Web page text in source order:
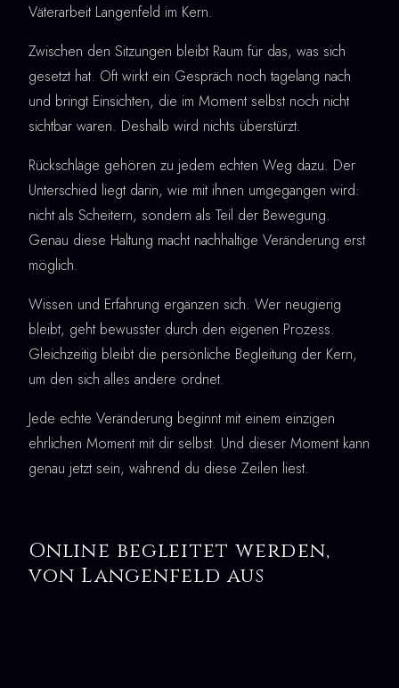
Väterarbeit Langenfeld im Kern.
Zwischen den Sitzungen bleibt Raum für das, was sich
gesetzt hat. Oft wirkt ein Gespräch noch tagelang nach
und bringt Einsichten, die im Moment selbst noch nicht
sichtbar waren. Deshalb wird nichts überstürzt.
Rückschläge gehören zu jedem echten Weg dazu. Der
Unterschied liegt darin, wie mit ihnen umgegangen wird:
nicht als Scheitern, sondern als Teil der Bewegung.
Genau diese Haltung macht nachhaltige Veränderung erst
möglich.
Wissen und Erfahrung ergänzen sich. Wer neugierig
bleibt, geht bewusster durch den eigenen Prozess.
Gleichzeitig bleibt die persönliche Begleitung der Kern,
um den sich alles andere ordnet.
Jede echte Veränderung beginnt mit einem einzigen
ehrlichen Moment mit dir selbst. Und dieser Moment kann
genau jetzt sein, während du diese Zeilen liest.
Online begleitet werden,
von Langenfeld aus